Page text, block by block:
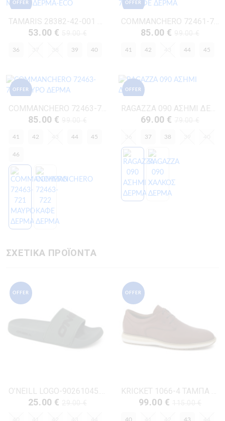
OFFER
TAMARIS 28382-42-001 ΜΑΥΡΟ ΔΕΡΜΑ-ECO
53.00 €
36 39 40
OFFER
COMMANCHERO 72461-722 ΚΑΦΕ ΔΕΡΜΑ
85.00 €
41 42 44 45
OFFER
COMMANCHERO 72463-721 ΜΑΥΡΟ ΔΕΡΜΑ
85.00 €
41 42 44 45
46
OFFER
RAGAZZA 090 ΑΣΗΜΙ ΔΕΡΜΑ
69.00 €
37 38
ΣΧΕΤΙΚΑ ΠΡΟΪΟΝΤΑ
OFFER
O’NEILL LOGO-90261045.03T ΛΑΔΙ ΚΑΟΥΤΣΟΥΚ
25.00 €
OFFER
KRICKET 1066-4 ΤΑΜΠΑ ΔΕΡΜΑ
99.00 €
40 43